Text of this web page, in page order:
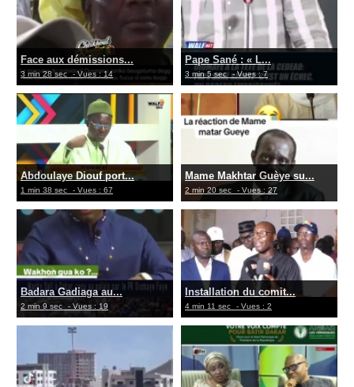
Face aux démissions...
3 min 28 sec - Vues : 14
Pape Sané : « L...
3 min 5 sec - Vues : 7
Abdoulaye Diouf port...
1 min 38 sec - Vues : 67
Mame Makhtar Guèye su...
2 min 20 sec - Vues : 27
Badara Gadiaga au...
2 min 9 sec - Vues : 19
Installation du comit...
4 min 11 sec - Vues : 2